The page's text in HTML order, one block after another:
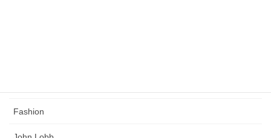
Fashion